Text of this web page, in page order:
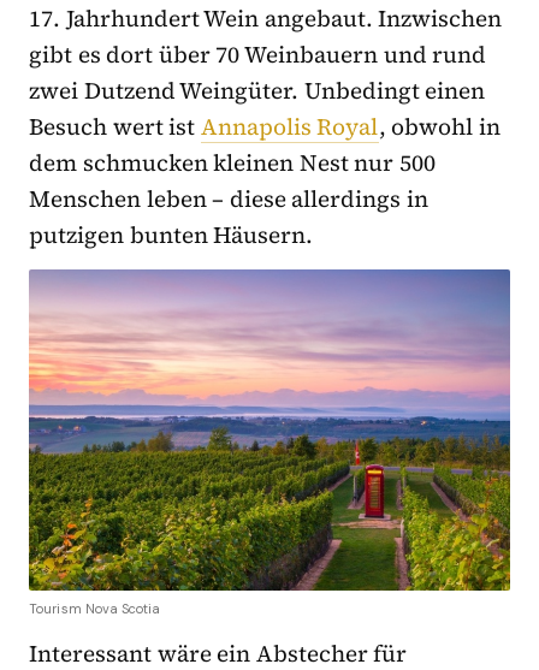
17. Jahrhundert Wein angebaut. Inzwischen
gibt es dort über 70 Weinbauern und rund
zwei Dutzend Weingüter. Unbedingt einen
Besuch wert istAnnapolis Royal, obwohl in
dem schmucken kleinen Nest nur 500
Menschen leben – diese allerdings in
putzigen bunten Häusern.
Tourism Nova Scotia
Interessant wäre ein Abstecher für